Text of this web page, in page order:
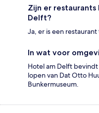
Zijn er
Delft?
Ja, er is een
In wat voor
Hotel am Delft
lopen van Dat Otto
Bunkermuseum.